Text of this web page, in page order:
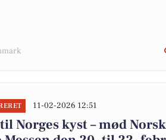
11-02-2026 12:51
Norges kyst – mød